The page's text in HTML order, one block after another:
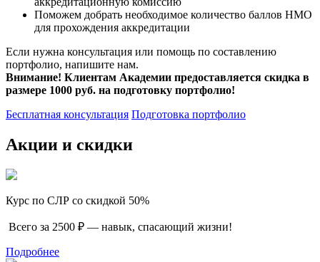
Поможем добрать необходимое количество баллов НМО
для прохождения аккредитации
Если нужна консультация или помощь по составлению
портфолио, напишите нам.
Внимание! Клиентам Академии предоставляется скидка в
размере 1000 руб. на подготовку портфолио!
Бесплатная консультация Подготовка портфолио
Акции и скидки
Курс по СЛР со скидкой 50%
Всего за 2500 ₽ — навык, спасающий жизни!
Подробнее